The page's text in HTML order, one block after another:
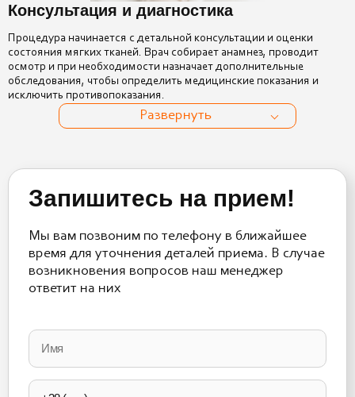
Консультация и диагностика
Процедура начинается с детальной консультации и оценки
состояния мягких тканей. Врач собирает анамнез, проводит
осмотр и при необходимости назначает дополнительные
обследования, чтобы определить медицинские показания и
исключить противопоказания.
Развернуть
Запишитесь на прием!
Мы вам позвоним по телефону в ближайшее
время для уточнения деталей приема. В случае
возникновения вопросов наш менеджер
ответит на них
leave
this
field
empty.